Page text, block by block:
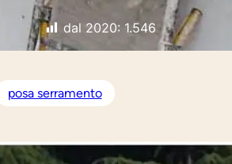
dal 2020: 1.546
posa serramento